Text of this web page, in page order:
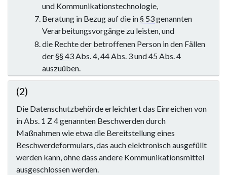
und Kommunikationstechnologie,
Beratung in Bezug auf die in§ 53genannten
Verarbeitungsvorgänge zu leisten, und
die Rechte der betroffenen Person in den Fällen
der §§ 43Abs. 4, 44 Abs. 3 und 45 Abs. 4
auszuüben.
(2)
Die Datenschutzbehörde erleichtert das Einreichen von
in Abs. 1 Z 4 genannten Beschwerden durch
Maßnahmen wie etwa die Bereitstellung eines
Beschwerdeformulars, das auch elektronisch ausgefüllt
werden kann, ohne dass andere Kommunikationsmittel
ausgeschlossen werden.